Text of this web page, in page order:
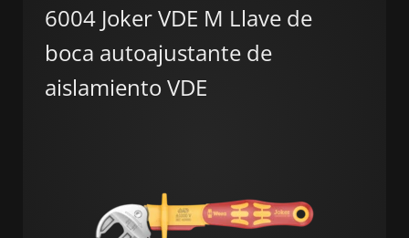
6004 Joker VDE M Llave de
boca autoajustante de
aislamiento VDE